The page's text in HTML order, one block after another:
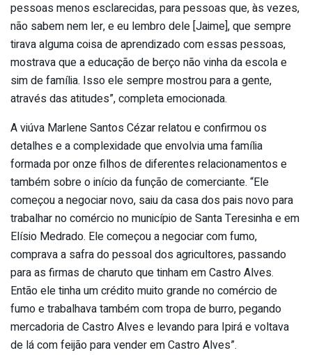
pessoas menos esclarecidas, para pessoas que, às vezes,
não sabem nem ler, e eu lembro dele [Jaime], que sempre
tirava alguma coisa de aprendizado com essas pessoas,
mostrava que a educação de berço não vinha da escola e
sim de família. Isso ele sempre mostrou para a gente,
através das atitudes”, completa emocionada.
A viúva Marlene Santos Cézar relatou e confirmou os
detalhes e a complexidade que envolvia uma família
formada por onze filhos de diferentes relacionamentos e
também sobre o início da função de comerciante. “Ele
começou a negociar novo, saiu da casa dos pais novo para
trabalhar no comércio no município de Santa Teresinha e em
Elísio Medrado. Ele começou a negociar com fumo,
comprava a safra do pessoal dos agricultores, passando
para as firmas de charuto que tinham em Castro Alves.
Então ele tinha um crédito muito grande no comércio de
fumo e trabalhava também com tropa de burro, pegando
mercadoria de Castro Alves e levando para Ipirá e voltava
de lá com feijão para vender em Castro Alves”.